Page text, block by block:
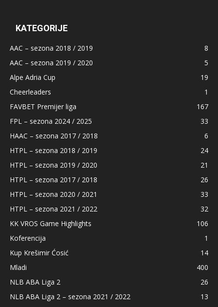
KATEGORIJE
AAC – sezona 2018 / 2019
8
AAC – sezona 2019 / 2020
5
Alpe Adria Cup
19
Cheerleaders
1
FAVBET Premijer liga
167
FPL – sezona 2024 / 2025
33
HAAC – sezona 2017 / 2018
6
HTPL – sezona 2018 / 2019
24
HTPL – sezona 2019 / 2020
21
HTPL – sezona 2017 / 2018
26
HTPL – sezona 2020 / 2021
33
HTPL – sezona 2021 / 2022
32
KK VROS Game Highlights
106
Koferencija
1
Kup Krešimir Ćosić
14
Mladi
400
NLB ABA Liga 2
26
NLB ABA Liga 2 – sezona 2021 / 2022
13